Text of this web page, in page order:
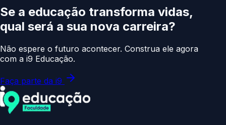
Se a educação transforma vidas,
qual será a sua nova carreira?
Não espere o futuro acontecer. Construa ele agora
com a i9 Educação.
Faça parte da i9